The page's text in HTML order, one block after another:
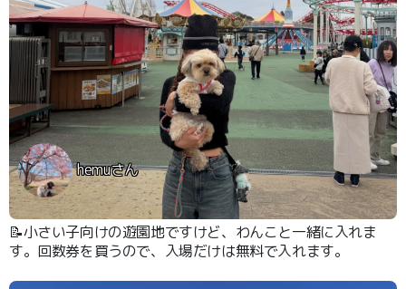
hemuさん
📝小さい子向けの遊園地ですけど、わんこと一緒に入れま
す。回数券を買うので、入場だけは無料で入れます。